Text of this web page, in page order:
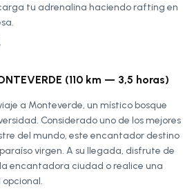
tu adrenalina haciendo rafting en
(110 km — 3,5 horas)
a Monteverde, un místico bosque
Considerado uno de los mejores
del mundo, este encantador destino
virgen. A su llegada, disfrute de
encantadora ciudad o realice una